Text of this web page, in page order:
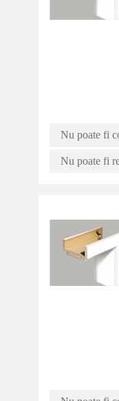
Nu poate fi
Nu poate fi